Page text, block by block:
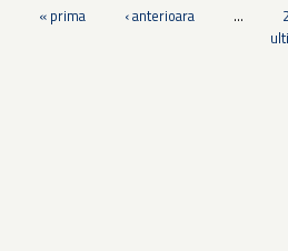
Pagini
« prima ‹ anterioara …